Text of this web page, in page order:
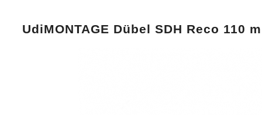
UdiMONTAGE Dübel SDH Reco 110